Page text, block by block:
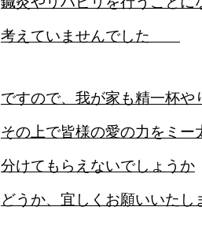
考えていませんでした
ですので、我が家も精一杯
その上で皆様の愛の力を ミー
分けてもらえないでしょうか
どうか、宜しくお願いいたし